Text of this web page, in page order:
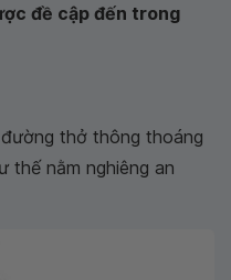
đề cập đến trong
thở thông thoáng
thế nằm nghiêng an